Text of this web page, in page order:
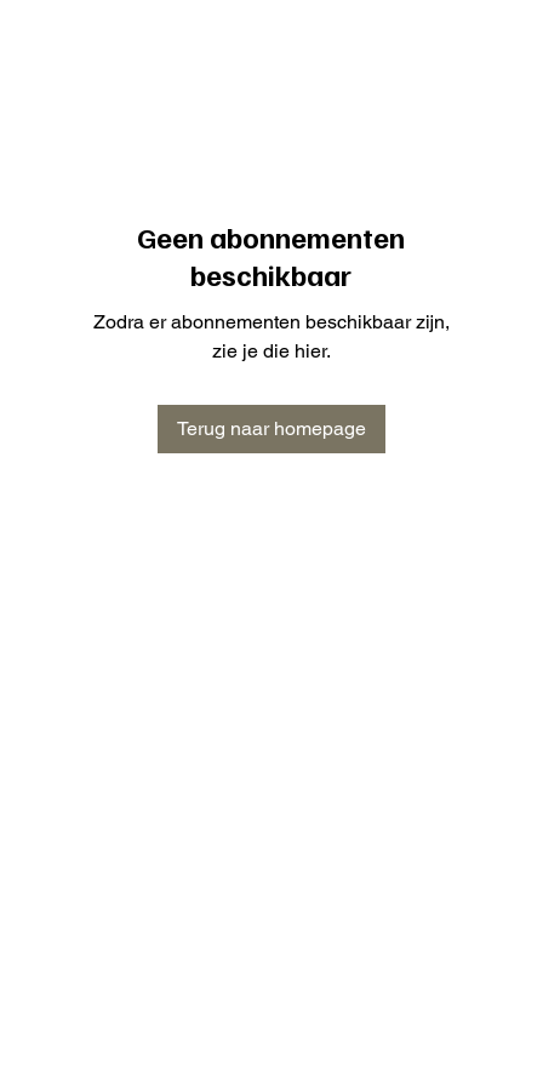
Geen abonnementen
beschikbaar
Zodra er abonnementen beschikbaar zijn,
zie je die hier.
Terug naar homepage